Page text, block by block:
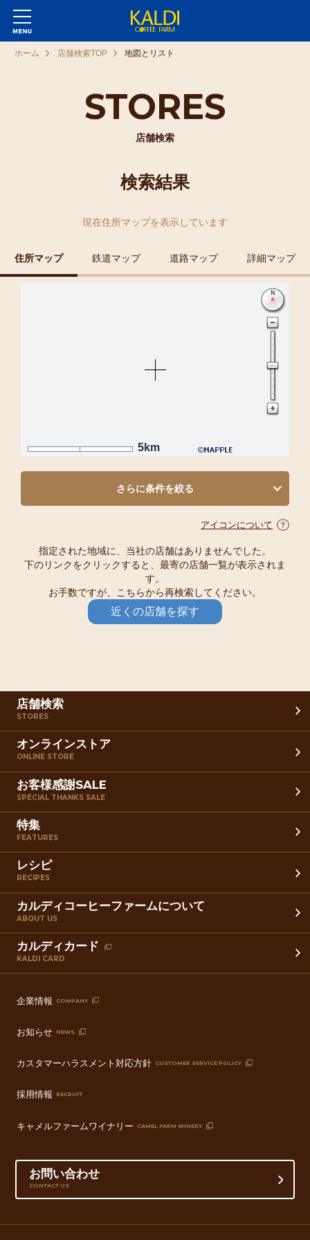
STORES
店舗検索
ホーム 店舗検索TOP 地図とリスト
検索結果
現在住所マップを表示しています
住所マップ 鉄道マップ 道路マップ 詳細マップ
5km
さらに条件を絞る
アイコンについて
指定された地域に、当社の店舗はありませんでした。
下のリンクをクリックすると、最寄の店舗一覧が表示されま
す。
お手数ですが、こちらから再検索してください。
近くの店舗を探す
店舗検索
STORES
オンラインストア
ONLINE STORE
お客様感謝SALE
SPECIAL THANKS SALE
特集
FEATURES
レシピ
RECIPES
カルディコーヒーファームについて
ABOUT US
カルディカード
KALDI CARD
企業情報 COMPANY
お知らせ NEWS
カスタマーハラスメント対応方針 CUSTOMER SERVICE POLICY
採用情報 RECRUIT
キャメルファームワイナリー CAMEL FARM WINERY
お問い合わせ
CONTACT US